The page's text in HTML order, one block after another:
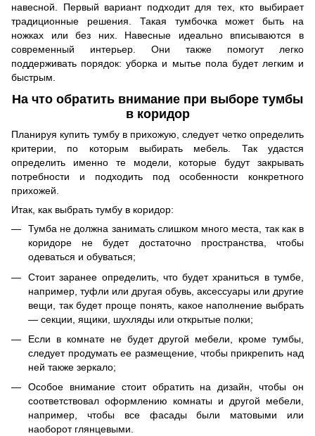
навесной. Первый вариант подходит для тех, кто выбирает
традиционные решения. Такая тумбочка может быть на
ножках или без них. Навесные идеально вписываются в
современный интерьер. Они также помогут легко
поддерживать порядок: уборка и мытье пола будет легким и
быстрым.
На что обратить внимание при выборе тумбы
в коридор
Планируя купить тумбу в прихожую, следует четко определить
критерии, по которым выбирать мебель. Так удастся
определить именно те модели, которые будут закрывать
потребности и подходить под особенности конкретного
прихожей.
Итак, как выбрать тумбу в коридор:
Тумба не должна занимать слишком много места, так как в
коридоре не будет достаточно пространства, чтобы
одеваться и обуваться;
Стоит заранее определить, что будет храниться в тумбе,
например, туфли или другая обувь, аксессуары или другие
вещи, так будет проще понять, какое наполнение выбрать
— секции, ящики, шухляды или открытые полки;
Если в комнате не будет другой мебели, кроме тумбы,
следует продумать ее размещение, чтобы прикрепить над
ней также зеркало;
Особое внимание стоит обратить на дизайн, чтобы он
соответствовал оформлению комнаты и другой мебели,
например, чтобы все фасады были матовыми или
наоборот глянцевыми.